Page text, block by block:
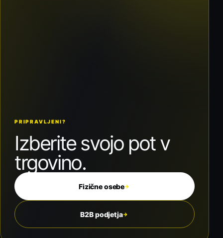
PRIPRAVLJENI?
Izberite svojo pot v
trgovino.
Fizične osebe→
B2B podjetja→